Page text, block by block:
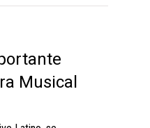
Musical